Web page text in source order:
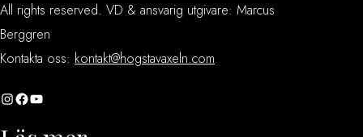
All rights reserved. VD & ansvarig utgivare: Marcus
Berggren
Kontakta oss: kontakt@hogstavaxeln.com
InstagramFacebook YouTube